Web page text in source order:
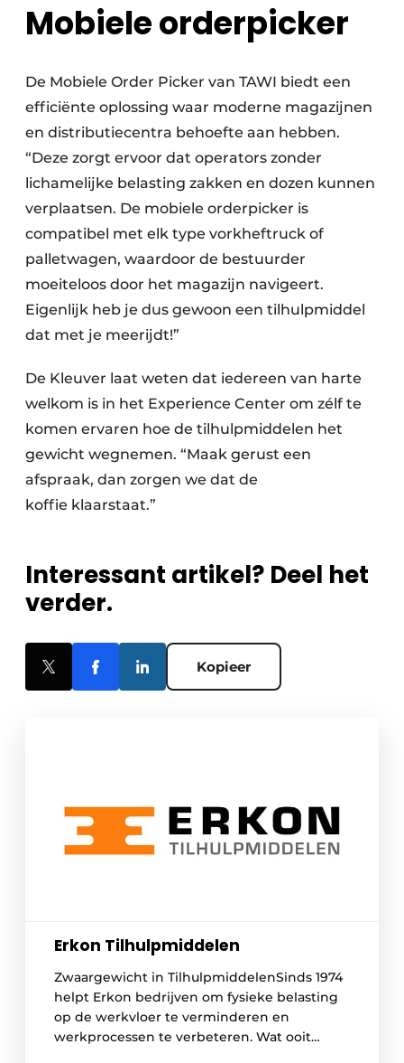
Mobiele orderpicker
De Mobiele Order Picker van TAWI biedt een
efficiënte oplossing waar moderne magazijnen
en distributiecentra behoefte aan hebben.
“Deze zorgt ervoor dat operators zonder
lichamelijke belasting zakken en dozen kunnen
verplaatsen. De mobiele orderpicker is
compatibel met elk type vorkheftruck of
palletwagen, waardoor de bestuurder
moeiteloos door het magazijn navigeert.
Eigenlijk heb je dus gewoon een tilhulpmiddel
dat met je meerijdt!”
De Kleuver laat weten dat iedereen van harte
welkom is in het Experience Center om zélf te
komen ervaren hoe de tilhulpmiddelen het
gewicht wegnemen. “Maak gerust een
afspraak, dan zorgen we dat de
koffie klaarstaat.”
Interessant artikel? Deel het
verder.
Kopieer
Erkon Tilhulpmiddelen
Zwaargewicht in TilhulpmiddelenSinds 1974
helpt Erkon bedrijven om fysieke belasting
op de werkvloer te verminderen en
werkprocessen te verbeteren. Wat ooit